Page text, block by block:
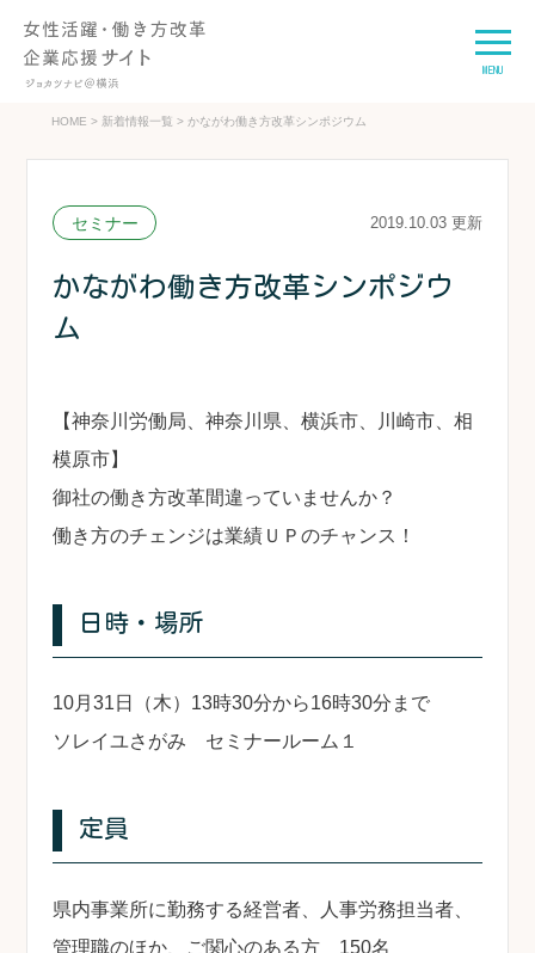
MENU
HOME > 新着情報一覧 > かながわ働き方改革シンポジウム
セミナー 2019.10.03 更新
かながわ働き方改革シンポジウ
ム
【神奈川労働局、神奈川県、横浜市、川崎市、相
模原市】
御社の働き方改革間違っていませんか？
働き方のチェンジは業績ＵＰのチャンス！
日時・場所
10月31日（木）13時30分から16時30分まで
ソレイユさがみ セミナールーム１
定員
県内事業所に勤務する経営者、人事労務担当者、
管理職のほか、ご関心のある方 150名